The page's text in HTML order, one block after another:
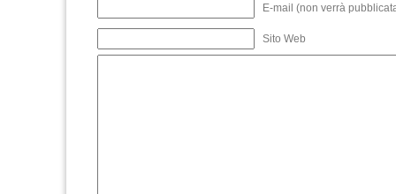
E-mail (non verrà
Sito Web